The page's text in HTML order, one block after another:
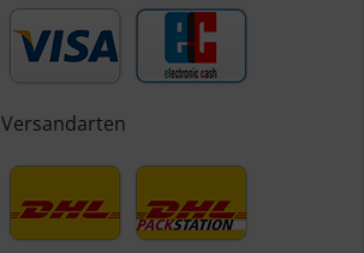
Versandarten